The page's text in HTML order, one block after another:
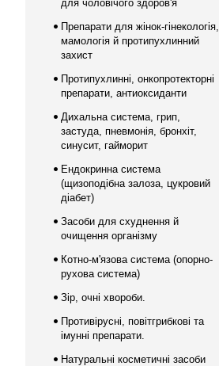
для чоловічого здоров'я
Препарати для жінок-гінекологія,
мамологія й протипухлинний
захист
Протипухлинні, онкопротекторні
препарати, антиоксиданти
Дихальна система, грип,
застуда, пневмонія, бронхіт,
синусит, гайморит
Ендокринна система
(щизоподібна залоза, цукровий
діабет)
Засоби для схуднення й
очищення організму
Котно-м'язова система (опорно-
рухова система)
Зір, очні хвороби.
Противірусні, повітгрибкові та
імунні препарати.
Натуральні косметичні засоби